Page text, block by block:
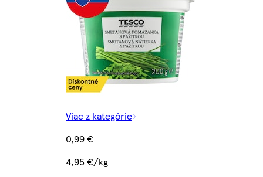
Viac z kategórie
0,99 €
4,95 €/kg